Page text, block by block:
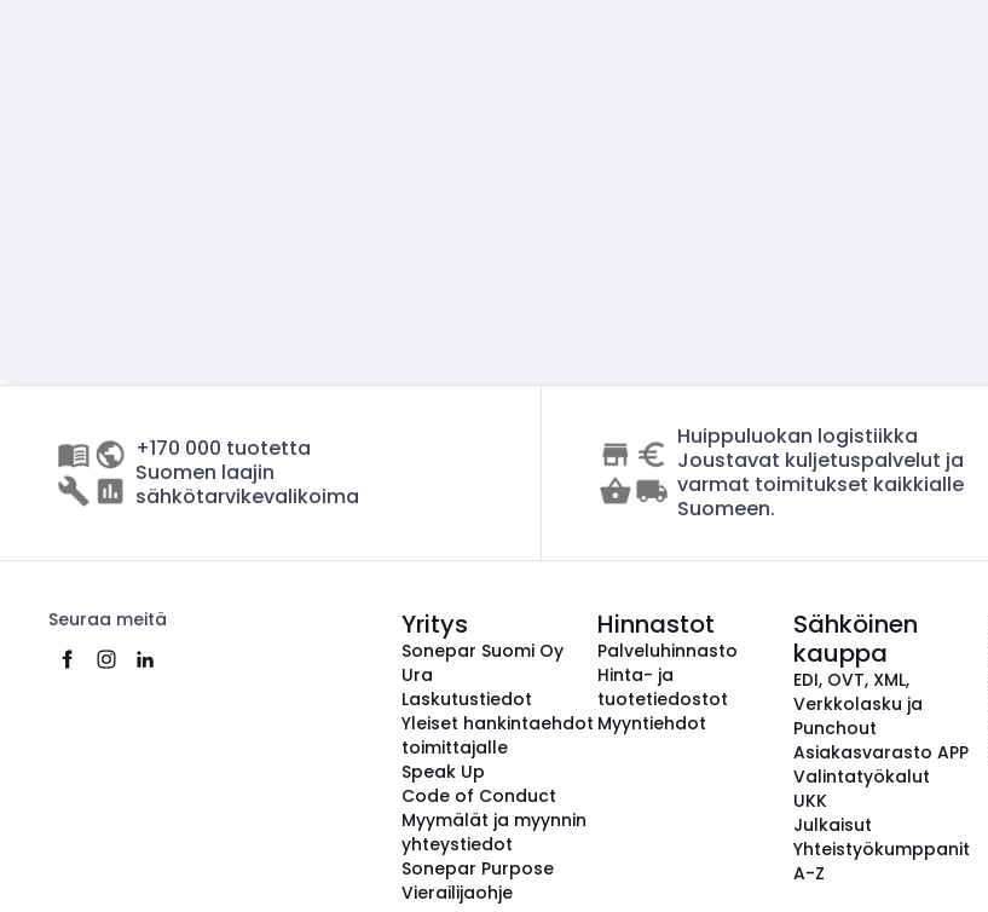
+170 000 tuotetta
Suomen laajin
sähkötarvikevalikoima
Huippuluokan logistiikka
Joustavat kuljetuspalvelut ja
varmat toimitukset kaikkialle
Suomeen.
Seuraa meitä Yritys
Sonepar Suomi Oy
Ura
Laskutustiedot
Yleiset hankintaehdot
toimittajalle
Speak Up
Code of Conduct
Myymälät ja myynnin
yhteystiedot
Sonepar Purpose
Vierailijaohje
Hinnastot
Palveluhinnasto
Hinta- ja
tuotetiedostot
Myyntiehdot
Sähköinen
kauppa
EDI, OVT, XML,
Verkkolasku ja
Punchout
Asiakasvarasto APP
Valintatyökalut
UKK
Julkaisut
Yhteistyökumppanit
A-Z